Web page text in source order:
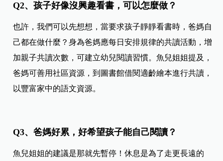
Q2、孩子好像沒興趣看書，可以怎麼做？
也許，我們可以先想想，當要求孩子靜靜看書時，爸媽自
己都在做什麼？身為爸媽應每日安排規律的共讀活動，增
加親子共讀次數，可建立幼兒閱讀習慣。魚兒姐姐提及，
爸媽可善用社區資源，到圖書館借閱適齡繪本進行共讀，
以豐富家中的語文資源。
Q3、爸媽好累，好希望孩子能自己閱讀？
魚兒姐姐的建議是那就先暫停！休息是為了走更長遠的